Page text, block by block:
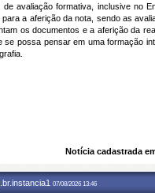
avaliação formativa, inclusive no
a aferição da nota, sendo as
os documentos e a aferição da
possa pensar em uma formação
Notícia cadastrada
07/08/2026 13:46